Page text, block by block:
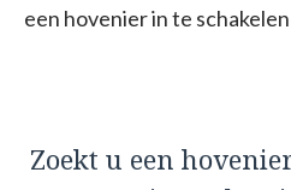
een hovenier in te
Zoekt u een